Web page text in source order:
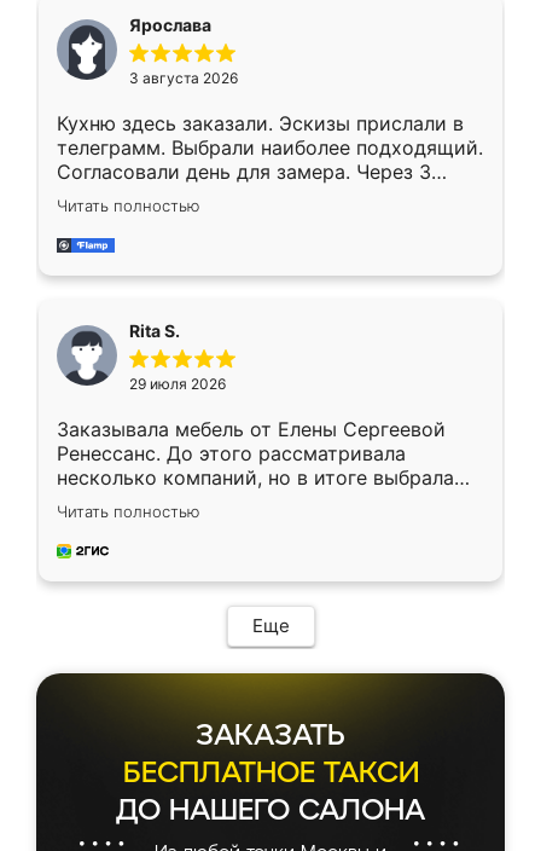
Ярослава
3 августа 2026
Кухню здесь заказали. Эскизы прислали в
телеграмм. Выбрали наиболее подходящий.
Согласовали день для замера. Через 3
недели кухня была уже готова. Остались
довольны работой. Спасибо Ренессанс
мебель за качественную работу!
Читать полностью
Rita S.
29 июля 2026
Заказывала мебель от Елены Сергеевой
Ренессанс. До этого рассматривала
несколько компаний, но в итоге выбрала
эту. Сначала обговорили условия, потом
приехал замерщик, всё спокойно объяснил
и снял размеры. Изготовили в срок, с
мебель сразу встала на свое место без
каких-либо доработок. Качеством осталась
довольна, все выглядит так, как и ожидала.
Читать полностью
Еще
ЗАКАЗАТЬ
БЕСПЛАТНОЕ ТАКСИ
ДО НАШЕГО САЛОНА